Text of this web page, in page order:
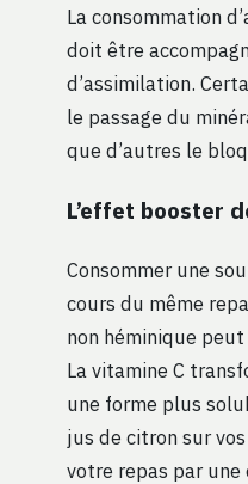
La consommation
doit être
d’assimilation.
le passage du
que d’autres le
L’effet booster
Consommer une
cours du même
non héminique peut
La vitamine C
une forme plus
jus de citron sur
votre repas par une